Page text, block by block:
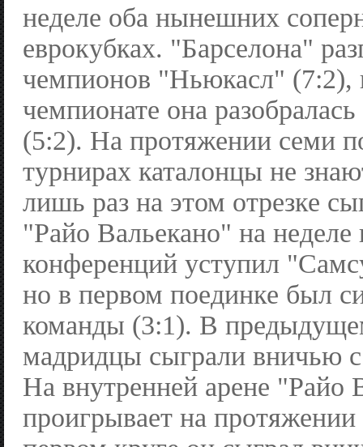
неделе оба нынешних
еврокубках. "Барселона"
чемпионов "Ньюкасл" (7:2),
чемпионате она
(5:2). На протяжении семи
турнирах каталонцы не
лишь раз на этом отрезке
"Райо Вальекано" на неделе
конференций уступил
но в первом поединке был
команды (3:1). В
мадридцы сыграли вничью
На внутренней арене "Райо
проигрывает на